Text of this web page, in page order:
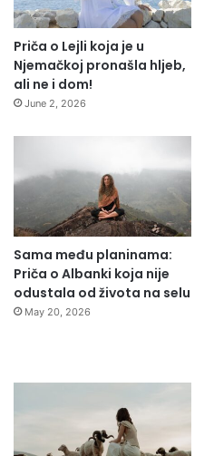
Priča o Lejli koja je u
Njemačkoj pronašla hljeb,
ali ne i dom!
June 2, 2026
Sama među planinama:
Priča o Albanki koja nije
odustala od života na selu
May 20, 2026